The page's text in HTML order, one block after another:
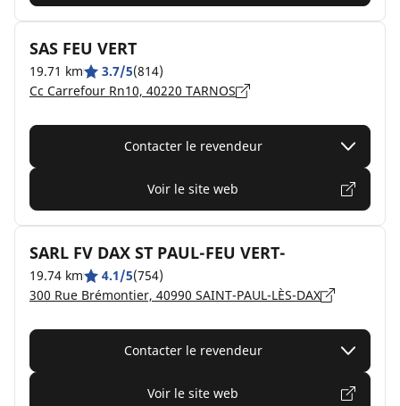
SAS FEU VERT
19.71 km 3.7/5(814)
Cc Carrefour Rn10, 40220 TARNOS
Contacter le revendeur
Voir le site web
SARL FV DAX ST PAUL-FEU VERT-
19.74 km 4.1/5(754)
300 Rue Brémontier, 40990 SAINT-PAUL-LÈS-DAX
Contacter le revendeur
Voir le site web